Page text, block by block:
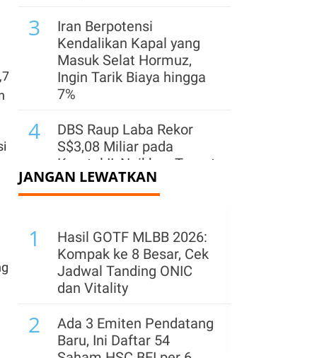
3
Iran Berpotensi
Kendalikan Kapal yang
Masuk Selat Hormuz,
Ingin Tarik Biaya hingga
7%
4
DBS Raup Laba Rekor
S$3,08 Miliar pada
Kuartal II, Naikkan Target
2026
Kenaikan Harian
Terbesar Sejak Februari
Harga Minyak Dunia
Turun Kamis (6/8) Pagi,
Brent ke US$ 79,08 & WTI
ke US$ 74,69
JANGAN LEWATKAN
1
Hasil GOTF MLBB 2026:
Kompak ke 8 Besar, Cek
Jadwal Tanding ONIC
dan Vitality
2
Ada 3 Emiten Pendatang
Baru, Ini Daftar 54